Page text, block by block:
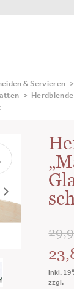
& Servieren
>
>
inkl.
zzgl.